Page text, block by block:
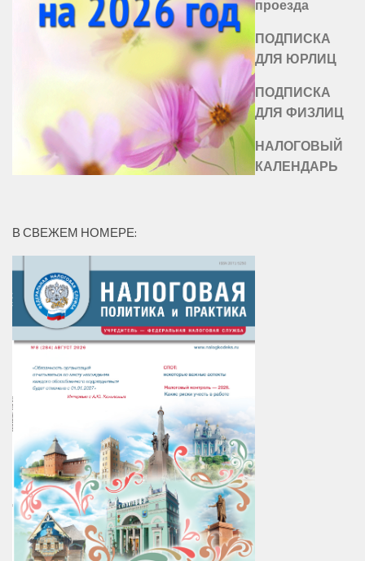
проезда
ПОДПИСКА
ДЛЯ ЮРЛИЦ
ПОДПИСКА
ДЛЯ ФИЗЛИЦ
НАЛОГОВЫЙ
КАЛЕНДАРЬ
В СВЕЖЕМ НОМЕРЕ: